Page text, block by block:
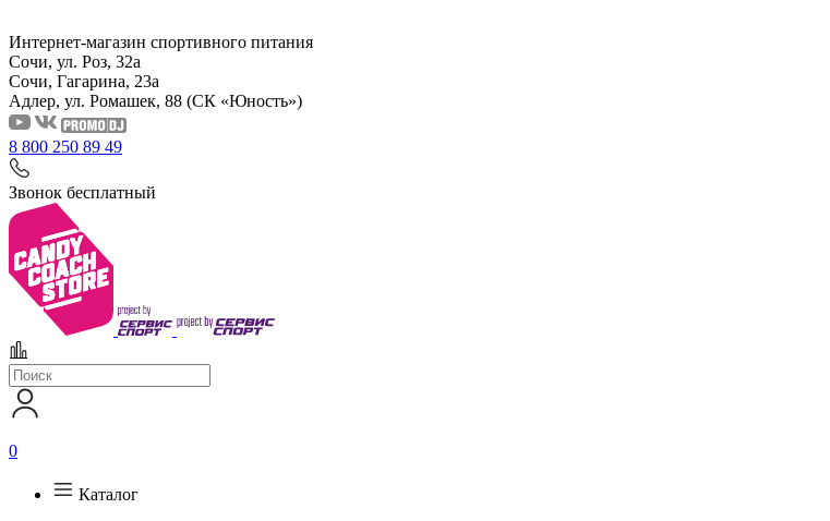
Интернет-магазин спортивного питания
Сочи, ул. Роз, 32а
Сочи, Гагарина, 23а
Адлер, ул. Ромашек, 88 (СК «Юность»)
8 800 250 89 49
Звонок бесплатный
0
Каталог